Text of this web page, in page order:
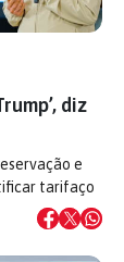
diz
e
tarifaço